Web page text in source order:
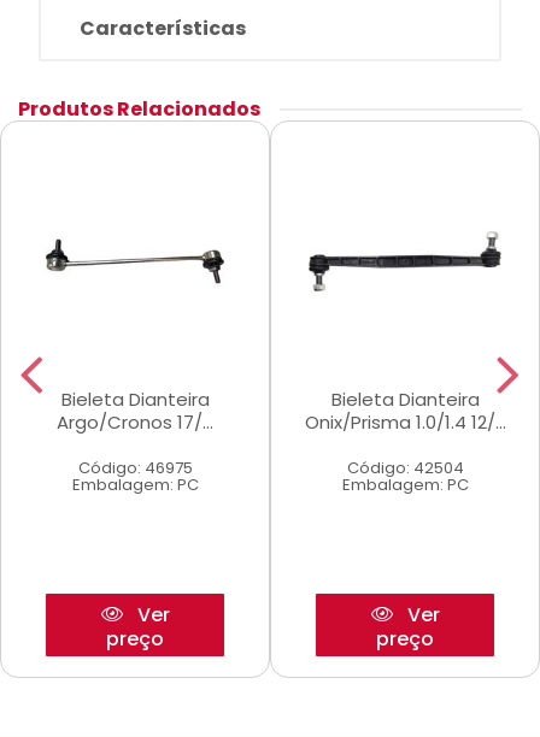
Características
Produtos Relacionados
Bieleta Dianteira
Argo/Cronos 17/...
Código: 46975
Embalagem: PC
Ver
preço
Bieleta Dianteira
Onix/Prisma 1.0/1.4 12/...
Código: 42504
Embalagem: PC
Ver
preço